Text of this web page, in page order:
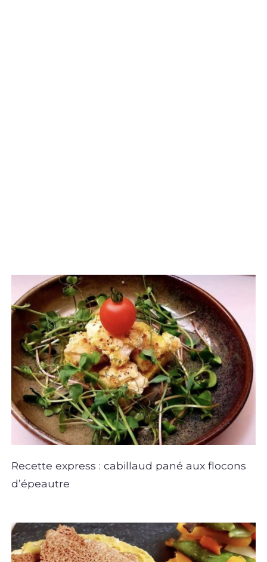
Recette express : cabillaud pané aux flocons
d’épeautre